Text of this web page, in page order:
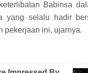
Babinsa
yang selalu hadir
pekerjaan ini, ujarnya.